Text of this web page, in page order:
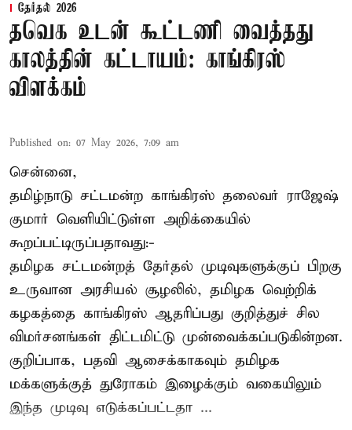
தேர்தல் 2026
தவெக உடன் கூட்டணி வைத்தது
காலத்தின் கட்டாயம்: காங்கிரஸ்
விளக்கம்
Published on: 07 May 2026, 7:09 am
சென்னை,
தமிழ்நாடு சட்டமன்ற காங்கிரஸ் தலைவர் ராஜேஷ்
குமார் வெளியிட்டுள்ள அறிக்கையில்
கூறப்பட்டிருப்பதாவது:-
தமிழக சட்டமன்றத் தேர்தல் முடிவுகளுக்குப் பிறகு
உருவான அரசியல் சூழலில், தமிழக வெற்றிக்
கழகத்தை காங்கிரஸ் ஆதரிப்பது குறித்துச் சில
விமர்சனங்கள் திட்டமிட்டு முன்வைக்கப்படுகின்றன.
குறிப்பாக, பதவி ஆசைக்காகவும் தமிழக
மக்களுக்குத் துரோகம் இழைக்கும் வகையிலும்
இந்த முடிவு எடுக்கப்பட்டதா ...